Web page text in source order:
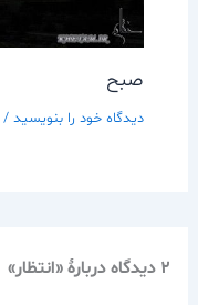
صبح
دیدگاه‌ خود را بنویسید /
2 دیدگاه دربارهٔ «انتظار»